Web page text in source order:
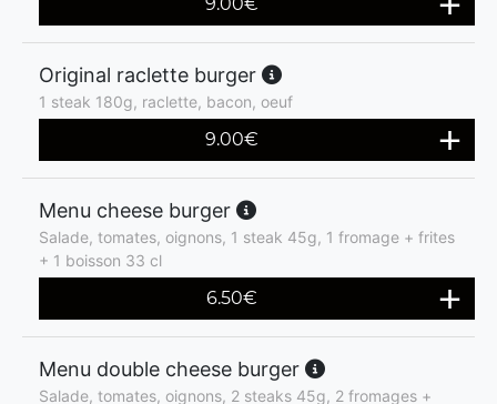
Original raclette burger
1 steak 180g, raclette, bacon, oeuf
9.00€
Menu cheese burger
Salade, tomates, oignons, 1 steak 45g, 1 fromage + frites
+ 1 boisson 33 cl
6.50€
Menu double cheese burger
Salade, tomates, oignons, 2 steaks 45g, 2 fromages +